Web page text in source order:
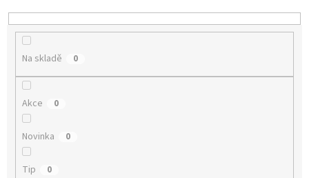
k
t
Na skladě 0
Akce 0
Novinka 0
Tip 0